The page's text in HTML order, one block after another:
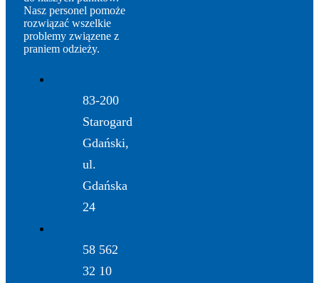
Nasz personel pomoże
rozwiązać wszelkie
problemy związene z
praniem odzieży.
83-200
Starogard
Gdański,
ul.
Gdańska
24
58 562
32 10